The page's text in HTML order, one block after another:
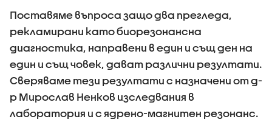
Поставяме въпроса защо два прегледа,
рекламирани като биорезонансна
диагностика, направени в един и същ ден на
един и същ човек, дават различни резултати.
Сверяваме тези резултати с назначени от д-
р Мирослав Ненков изследвания в
лаборатория и с ядрено-магнитен резонанс.